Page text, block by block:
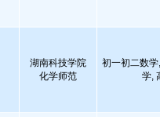
湖南科技学院
化学师范
初一初二数
学,